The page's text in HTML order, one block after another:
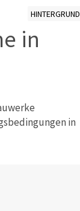
HINTERGRUND
in
in